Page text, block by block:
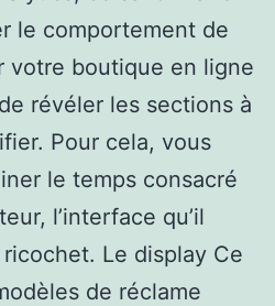
le comportement de
votre boutique en ligne
révéler les sections à
Pour cela, vous
le temps consacré
l’interface qu’il
Le display Ce
de réclame